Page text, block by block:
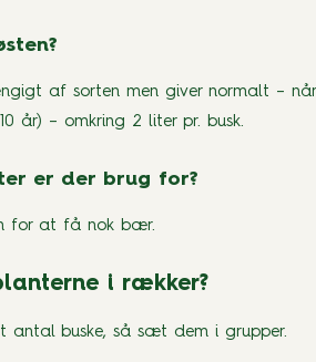
af sorten men giver normalt – når
år) – omkring 2 liter pr. busk.
er der brug for?
for at få nok bær.
i rækker?
antal buske, så sæt dem i grupper.